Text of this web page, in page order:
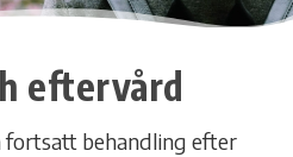
eftervård
fortsatt behandling efter